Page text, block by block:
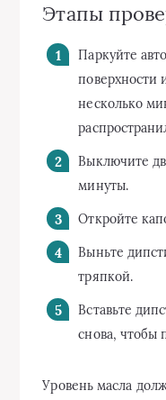
Этапы
Паркуйте
поверхности
несколько
Выключите
минуты.
Откройте
Выньте
тряпкой.
Вставьте
снова, чтобы
Уровень масла